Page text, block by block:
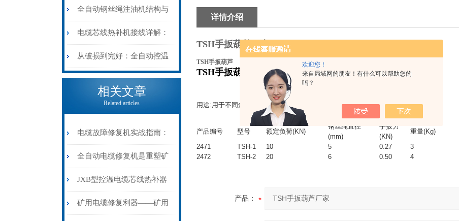
欢迎您！
来自局域网的朋友！有什么可以帮助您的
吗？
阻”到“波形特征”的精准诊
断逻辑
动电缆修复机的快速换型逻
辑
全自动钢丝绳注油机结构与
工作原理：揭秘高效润滑的
机械密码
电缆芯线热补机接线详解：
从入门到精通
从破损到完好：全自动控温
电缆热补机的核心价值
相关文章
Related articles
电缆故障修复机实战指南：
从“盲测”到“精确定点”的三
步作业法
全自动电缆修复机是重塑矿
山电力动脉的“智能外科医
生”
JXB型控温电缆芯线热补器
安装与接线：精准修复的工
矿用电缆修复利器——矿用
详情介绍
TSH手扳葫芦厂家
TSH手扳葫芦
TSH手扳葫芦厂家
用途:用于不同角度进行起吊,牵拉等作业,广泛用于工厂,矿山,线路施工等作业.
产品编号 型号 额定负荷(KN)
钢丝绳直径
(mm)
手扳力
(KN)
重量(Kg)
2471
TSH-1 10 5 0.27
3
2472
TSH-2 20 6 0.50 4
产品：